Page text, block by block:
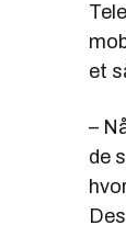
et
–
de